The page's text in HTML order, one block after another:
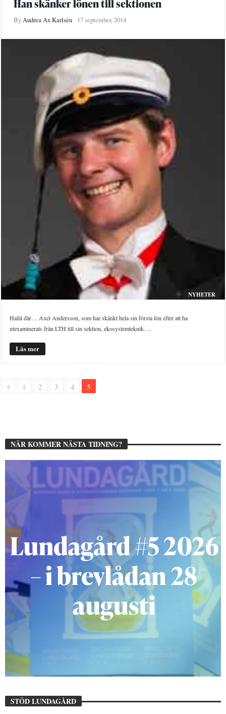
Han skänker lönen till sektionen
ByAndrea Ax Karlsén 17 september, 2014
NYHETER
Hallå där… Axel Andersson, som har skänkt hela sin första lön efter att ha
utexaminerats från LTH till sin sektion, ekosystemteknik. ...
Läs mer
1 2 3 4 5
NÄR KOMMER NÄSTA TIDNING?
STÖD LUNDAGÅRD